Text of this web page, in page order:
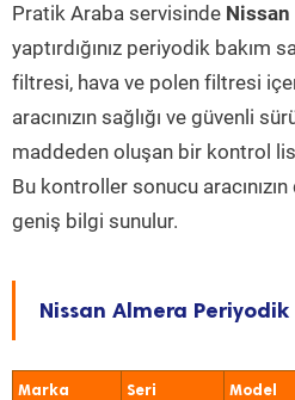
Pratik Araba servisinde Nissan
yaptırdığınız periyodik bakım
filtresi, hava ve polen filtresi
aracınızın sağlığı ve güvenli
maddeden oluşan bir kontrol
Bu kontroller sonucu
geniş bilgi sunulur.
Nissan Almera Periyodik
Marka Seri Model